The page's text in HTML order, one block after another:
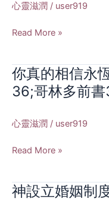
心靈滋潤 / user919
(帖
羅
迦
前
書
11;15-
Read More »
你真的相信永
36;哥林多前
心靈滋潤 / user919
你
真
的
信
恆
(路
加
Read More »
神設立婚姻制
神